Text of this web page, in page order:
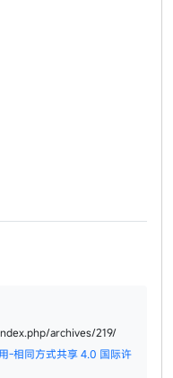
archives/219/
-相同方式共享 4.0 国际许